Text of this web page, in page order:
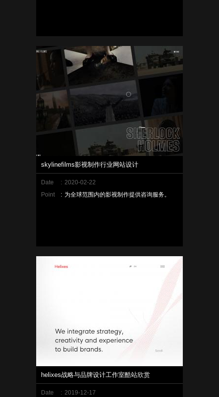
skylinefilms影视制作行业网站设计
Date : 2020-02-22
Point
: 为全球范围内的影视制作提供咨询服务。
helixes战略与品牌设计工作室酷站欣赏
Date : 2019-12-17